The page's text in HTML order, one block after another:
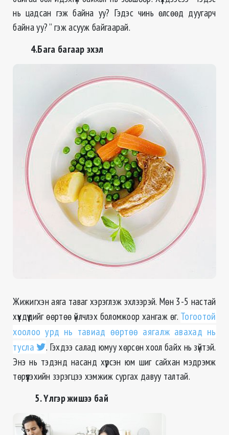
нь цадсан гэж байна уу? Гэдэс чинь өлсөөд дуугарч
байна уу? ” гэж асууж байгаарай.
4.Бага багаар эхэл
Жижигхэн аяга таваг хэрэглэж эхлээрэй. Мөн 3-5 настай
хүүхдүүдийг өөртөө үйлчлэх боломжоор хангаж өг. Тогоотой
хоолоо урд нь тавиад өөртөө аягалж авахад нь
тусла
. Гэхдээ салад юмуу хөрсөн хоол байх нь зүйтэй.
Энэ нь тэдэнд насанд хүрсэн юм шиг сайхан мэдрэмж
төрүүлэхийн зэрэгцээ хэмжиж сургах давуу талтай.
5. Үлгэр жишээ бай